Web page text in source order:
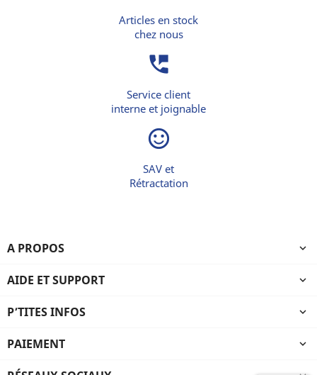
Articles en stock
chez nous
perm_phone_msg
Service client
interne et joignable
sentiment_satisfied_alt
SAV et
Rétractation
A PROPOS 
AIDE ET SUPPORT 
P’TITES INFOS 
PAIEMENT 